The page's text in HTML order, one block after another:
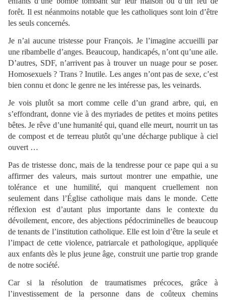
forêt. Il est néanmoins notable que les catholiques sont loin d’être
les seuls concernés.
Je n’ai aucune tristesse pour François. Je l’imagine accueilli par
une ribambelle d’anges. Beaucoup, handicapés, n’ont qu’une aile.
D’autres, SDF, n’arrivent pas à trouver un nuage pour se poser.
Homosexuels ? Trans ? Inutile. Les anges n’ont pas de sexe, c’est
bien connu et donc le genre ne les intéresse pas, les veinards.
Je vois plutôt sa mort comme celle d’un grand arbre, qui, en
s’effondrant, donne vie à des myriades de petites et moins petites
bêtes. Je rêve d’une humanité qui, quand elle meurt, nourrit un tas
de compost et de terreau plutôt qu’une décharge publique à ciel
ouvert …
Pas de tristesse donc, mais de la tendresse pour ce pape qui a su
affirmer des valeurs, mais surtout montrer une empathie, une
tolérance et une humilité, qui manquent cruellement non
seulement dans l’Église catholique mais dans le monde. Cette
réflexion est d’autant plus importante dans le contexte du
dévoilement, encore, des abjections pédocriminelles de beaucoup
de tenants de l’institution catholique. Elle est loin d’être la seule et
l’impact de cette violence, patriarcale et pathologique, appliquée
aux enfants dès le plus jeune âge, construit une partie trop grande
de notre société.
Car si la résolution de traumatismes précoces, grâce à
l’investissement de la personne dans de coûteux chemins